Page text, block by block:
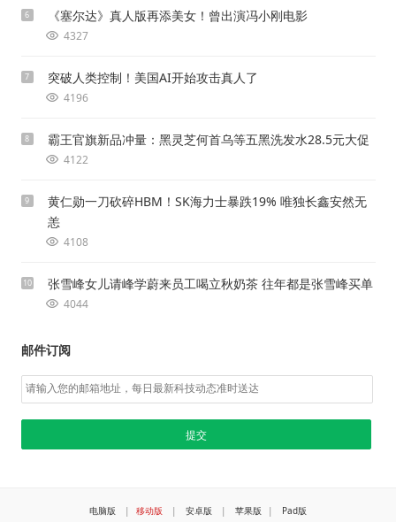
6 《塞尔达》真人版再添美女！曾出演冯小刚电影
4327
7 突破人类控制！美国AI开始攻击真人了
4196
8 霸王官旗新品冲量：黑灵芝何首乌等五黑洗发水28.5元大促
4122
9
黄仁勋一刀砍碎HBM！SK海力士暴跌19% 唯独长鑫安然无
恙
4108
10 张雪峰女儿请峰学蔚来员工喝立秋奶茶 往年都是张雪峰买单
4044
邮件订阅
电脑版 | 移动版 | 安卓版 | 苹果版 | Pad版